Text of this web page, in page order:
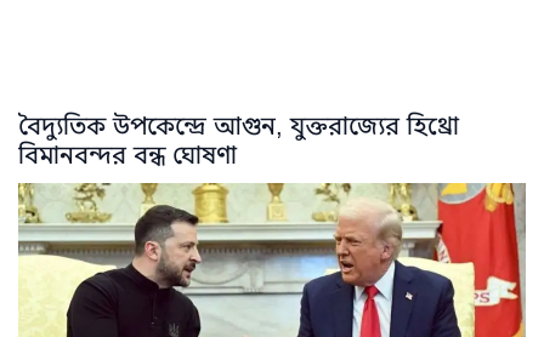
বৈদ্যুতিক উপকেন্দ্রে আগুন, যুক্তরাজ্যের হিথ্রো
বিমানবন্দর বন্ধ ঘোষণা